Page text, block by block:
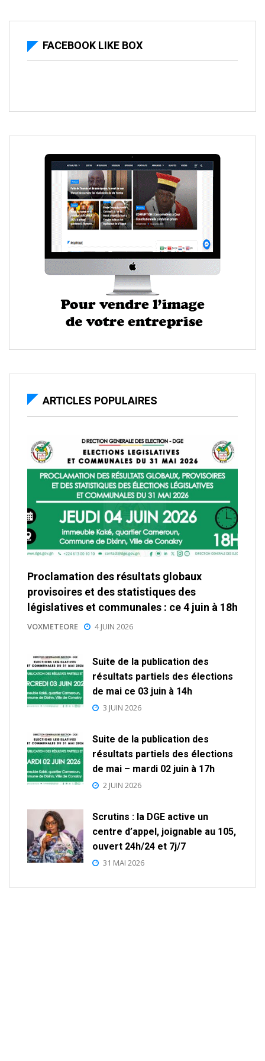
FACEBOOK LIKE BOX
ARTICLES POPULAIRES
Proclamation des résultats globaux
provisoires et des statistiques des
législatives et communales : ce 4 juin à 18h
VOXMETEORE 4 JUIN 2026
Suite de la publication des
résultats partiels des élections
de mai ce 03 juin à 14h
3 JUIN 2026
Suite de la publication des
résultats partiels des élections
de mai – mardi 02 juin à 17h
2 JUIN 2026
Scrutins : la DGE active un
centre d’appel, joignable au 105,
ouvert 24h/24 et 7j/7
31 MAI 2026